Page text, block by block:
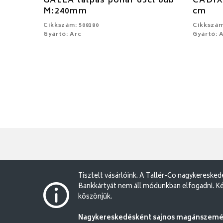
M:240mm
Cikkszám: 508180
Gyártó: Arc
cm
Gyártó:
Tisztelt vásárlóink. A Tallér-Co
Bankkártyát nem áll módunkban elfogadni.
köszönjük.
Nagykereskedésként sajnos